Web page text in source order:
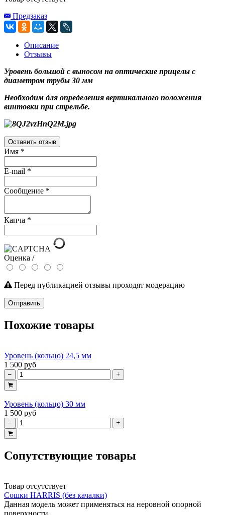
Предзаказ
Описание
Отзывы
Уровень большой с выносом на оптические прицелы с
диаметром трубы 30 мм
Необходим для определения вертикального положения
винтовки при стрельбе.
Оставить отзыв
Имя *
E-mail *
Сообщение *
Капча *
Оценка /
Перед публикацией отзывы проходят модерацию
Отправить
Похожие товары
Уровень (кольцо) 24,5 мм
1 500 руб
Уровень (кольцо) 30 мм
1 500 руб
Сопутствующие товары
Товар отсутствует
Сошки HARRIS (без качалки)
Данная модель может применяться на неровной опорной
поверхности.